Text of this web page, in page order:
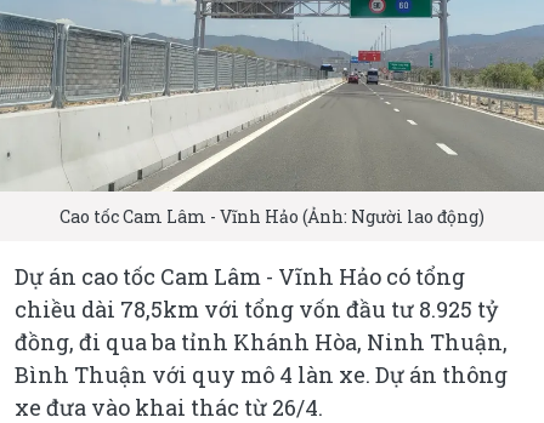
Cao tốc Cam Lâm - Vĩnh Hảo (Ảnh: Người lao động)
Dự án cao tốc Cam Lâm - Vĩnh Hảo có tổng
chiều dài 78,5km với tổng vốn đầu tư 8.925 tỷ
đồng, đi qua ba tỉnh Khánh Hòa, Ninh Thuận,
Bình Thuận với quy mô 4 làn xe. Dự án thông
xe đưa vào khai thác từ 26/4.